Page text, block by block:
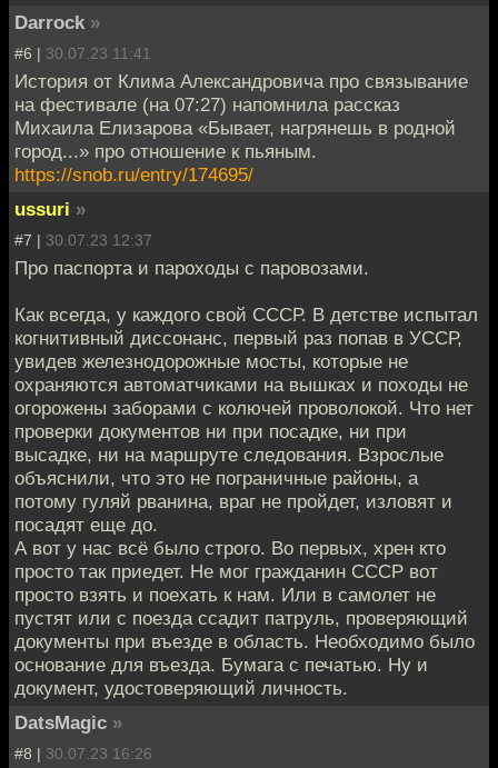
Darrock »
#6 | 30.07.23 11:41
История от Клима Александровича про связывание
на фестивале (на 07:27) напомнила рассказ
Михаила Елизарова «Бывает, нагрянешь в родной
город...» про отношение к пьяным.
https://snob.ru/entry/174695/
ussuri »
#7 | 30.07.23 12:37
Про паспорта и пароходы с паровозами.
Как всегда, у каждого свой СССР. В детстве испытал
когнитивный диссонанс, первый раз попав в УССР,
увидев железнодорожные мосты, которые не
охраняются автоматчиками на вышках и походы не
огорожены заборами с колючей проволокой. Что нет
проверки документов ни при посадке, ни при
высадке, ни на маршруте следования. Взрослые
объяснили, что это не пограничные районы, а
потому гуляй рванина, враг не пройдет, изловят и
посадят еще до.
А вот у нас всё было строго. Во первых, хрен кто
просто так приедет. Не мог гражданин СССР вот
просто взять и поехать к нам. Или в самолет не
пустят или с поезда ссадит патруль, проверяющий
документы при въезде в область. Необходимо было
основание для въезда. Бумага с печатью. Ну и
документ, удостоверяющий личность.
DatsMagic »
#8 | 30.07.23 16:26